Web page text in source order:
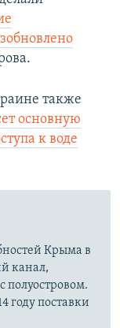
1080p
также
основную
к воде
Крыма в
канал,
полуостровом.
году поставки